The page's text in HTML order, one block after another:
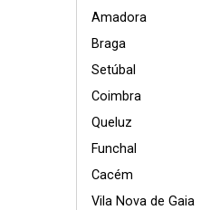
Amadora
Braga
Setúbal
Coimbra
Queluz
Funchal
Cacém
Vila Nova de Gaia